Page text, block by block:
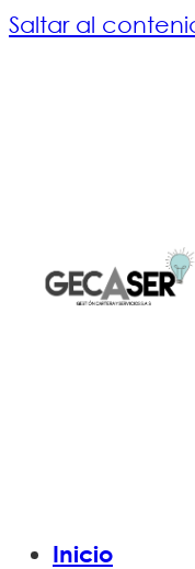
Saltar al
Inicio